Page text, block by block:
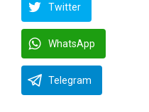
Twitter
WhatsApp
Telegram